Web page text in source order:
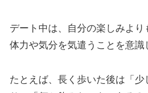
デート中は、自分の楽しみより
体力や気分を気遣うことを意識
たとえば、長く歩いた後は「